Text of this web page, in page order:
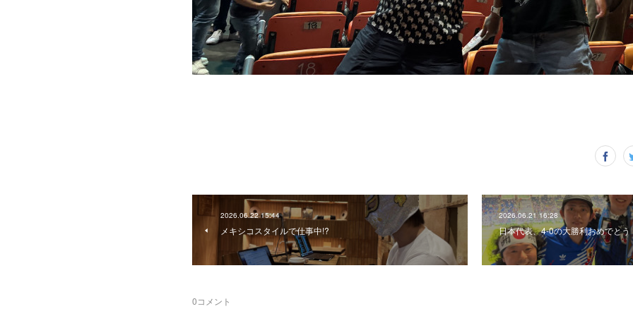
2026.06.22 15:44
メキシコスタイルで仕事中!?
2026.06.21 16:28
日本代表、4-0の大勝利おめでとう
0コメント